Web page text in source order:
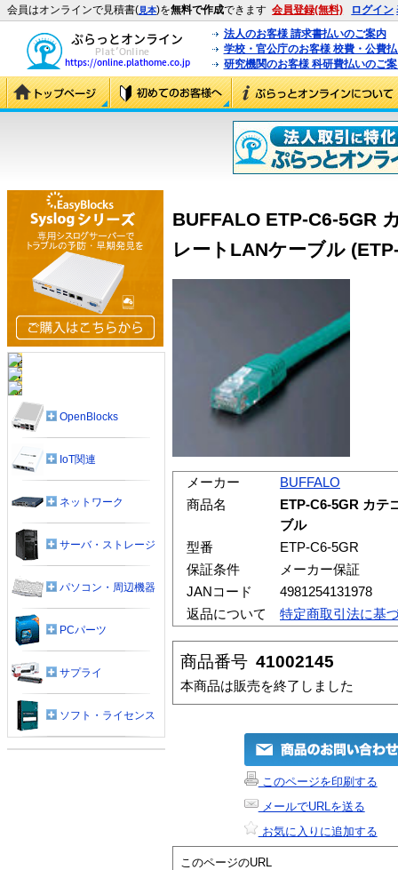
会員はオンラインで見積書(見本)を無料で作成できます 会員登録(無料) ログイン
法人のお客様 請求書払いのご案内
学校・官公庁のお客様 校費・公費
研究機関のお客様 科研費払いのご
BUFFALO ETP-C6-5GR
レートLANケーブル
メーカー
BUFFALO
商品名
ETP-C6-5GR カテ
ブル
型番
ETP-C6-5GR
保証条件
メーカー保証
JANコード
4981254131978
返品について
特定商取引法に基
商品番号 41002145
本商品は販売を終了しました
このページを印刷する
メールでURLを送る
お気に入りに追加する
このページのURL
OpenBlocks
IoT関連
ネットワーク
サーバ・ストレージ
パソコン・周辺機器
PCパーツ
サプライ
ソフト・ライセンス